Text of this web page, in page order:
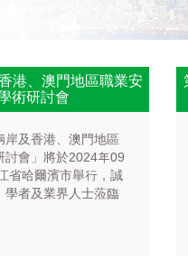
港、澳門地區職業安
術研討會
岸及香港、澳門地區
討會」將於2024年09
省哈爾濱市舉行，誠
學者及業界人士蒞臨